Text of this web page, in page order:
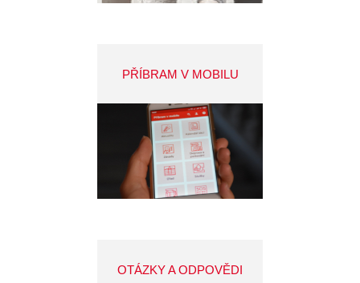
PŘÍBRAM V MOBILU
OTÁZKY A ODPOVĚDI